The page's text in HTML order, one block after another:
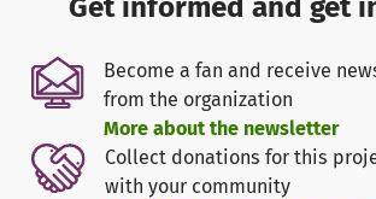
Become a fan and receive
from the organization
More about the newsletter
Collect donations for this
with your community